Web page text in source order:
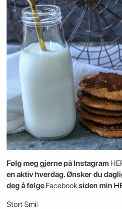
Følg meg gjerne på Instagram
en aktiv hverdag. Ønsker du
deg å følge Facebooksiden min
Stort Smil